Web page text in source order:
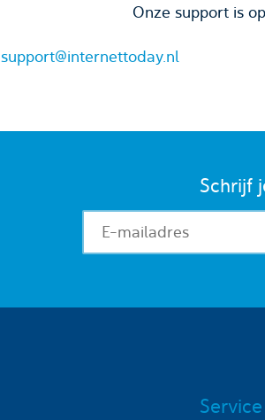
Onze support is
support@internettoday.nl
Schrijf